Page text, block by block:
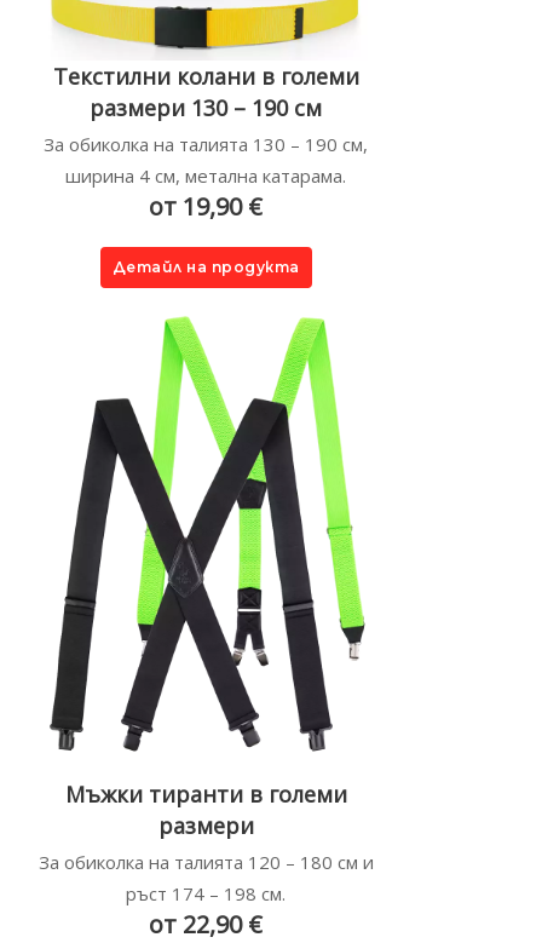
Текстилни колани в големи
размери 130 – 190 см
За обиколка на талията 130 – 190 см,
ширина 4 см, метална катарама.
от 19,90 €
Детайл на продукта
Мъжки тиранти в големи
размери
За обиколка на талията 120 – 180 см и
ръст 174 – 198 см.
от 22,90 €